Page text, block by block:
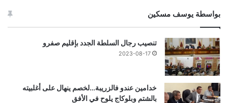
بواسطة يوسف مسكين
تنصيب رجال السلطة الجدد بإقليم صفرو
2023-08-17
خدامين عندو فالزريبة…لخصم ينهال على أغلبيته
بالشتم وبلوكاج يلوح في الأفق